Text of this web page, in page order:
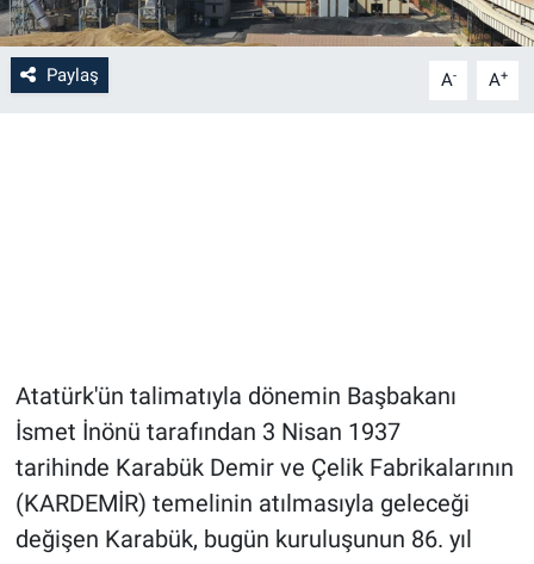
Paylaş A- A+
Atatürk'ün talimatıyla dönemin Başbakanı
İsmet İnönü tarafından 3 Nisan 1937
tarihinde Karabük Demir ve Çelik Fabrikalarının
(KARDEMİR) temelinin atılmasıyla geleceği
değişen Karabük, bugün kuruluşunun 86. yıl